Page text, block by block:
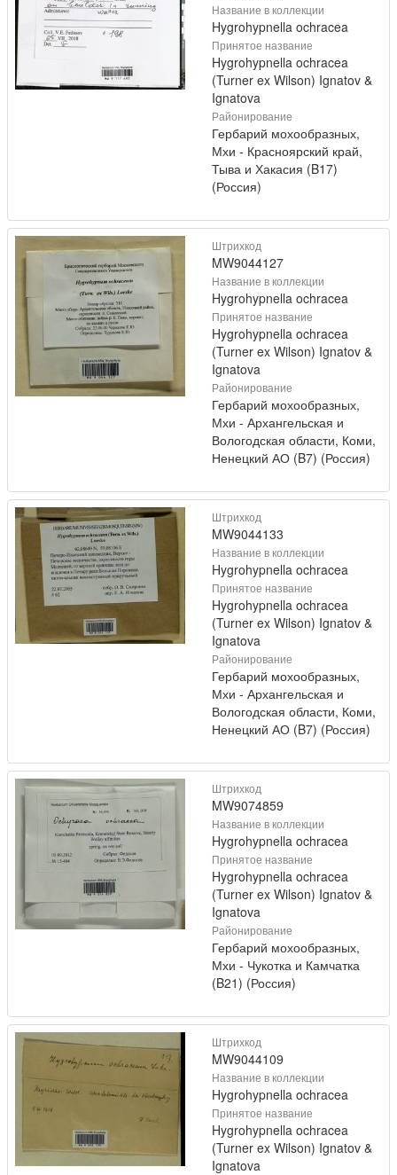
Название в коллекции
Hygrohypnella ochracea
Принятое название
Hygrohypnella ochracea
(Turner ex Wilson) Ignatov &
Ignatova
Районирование
Гербарий мохообразных,
Мхи - Красноярский край,
Тыва и Хакасия (B17)
(Россия)
Штрихкод
MW9044127
Название в коллекции
Hygrohypnella ochracea
Принятое название
Hygrohypnella ochracea
(Turner ex Wilson) Ignatov &
Ignatova
Районирование
Гербарий мохообразных,
Мхи - Архангельская и
Вологодская области, Коми,
Ненецкий АО (B7) (Россия)
Штрихкод
MW9044133
Название в коллекции
Hygrohypnella ochracea
Принятое название
Hygrohypnella ochracea
(Turner ex Wilson) Ignatov &
Ignatova
Районирование
Гербарий мохообразных,
Мхи - Архангельская и
Вологодская области, Коми,
Ненецкий АО (B7) (Россия)
Штрихкод
MW9074859
Название в коллекции
Hygrohypnella ochracea
Принятое название
Hygrohypnella ochracea
(Turner ex Wilson) Ignatov &
Ignatova
Районирование
Гербарий мохообразных,
Мхи - Чукотка и Камчатка
(B21) (Россия)
Штрихкод
MW9044109
Название в коллекции
Hygrohypnella ochracea
Принятое название
Hygrohypnella ochracea
(Turner ex Wilson) Ignatov &
Ignatova